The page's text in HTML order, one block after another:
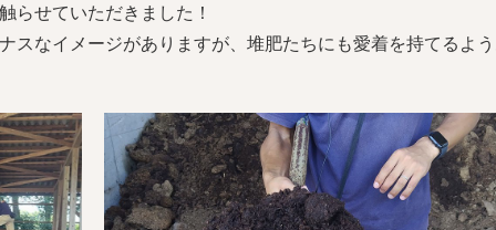
らせていただきました！
スなイメージがありますが、堆肥たちにも愛着を持てるよ